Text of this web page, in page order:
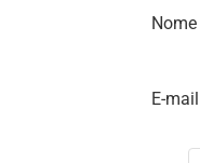
Nome
E-mail